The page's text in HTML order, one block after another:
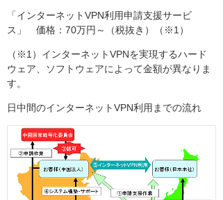
「インターネットVPN利用申請支援サービ
ス」 価格：70万円～（税抜き）（※1）
（※1）インターネットVPNを実現するハード
ウェア、ソフトウェアによって金額が異なりま
す。
日中間のインターネットVPN利用までの流れ